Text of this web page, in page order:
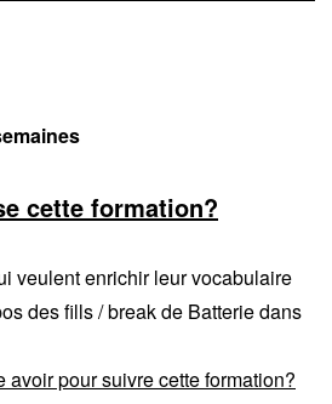
cette formation?
veulent enrichir leur vocabulaire
des fills / break de Batterie dans
avoir pour suivre cette formation?